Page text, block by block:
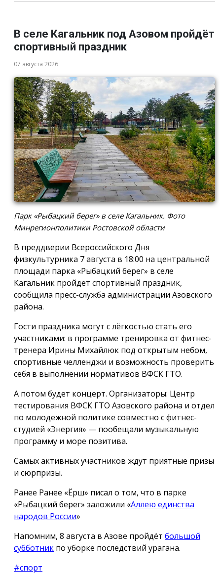
В селе Кагальник под Азовом пройдёт
спортивный праздник
07 августа 2026
Парк «Рыбацкий берег» в селе Кагальник. Фото
Минрегионполитики Ростовской области
В преддверии Всероссийского Дня
физкультурника 7 августа в 18:00 на центральной
площади парка «Рыбацкий берег» в селе
Кагальник пройдет спортивный праздник,
сообщила пресс-служба администрации Азовского
района.
Гости праздника могут с лёгкостью стать его
участниками: в программе тренировка от фитнес-
тренера Ирины Михайлюк под открытым небом,
спортивные челленджи и возможность проверить
себя в выполнении нормативов ВФСК ГТО.
А потом будет концерт. Организаторы: Центр
тестирования ВФСК ГТО Азовского района и отдел
по молодежной политике совместно с фитнес-
студией «Энергия» — пообещали музыкальную
программу и море позитива.
Самых активных участников ждут приятные призы
и сюрпризы.
Ранее Ранее «Ёрш» писал о том, что в парке
«Рыбацкий берег» заложили «Аллею единства
народов России»
Напомним, 8 августа в Азове пройдёт большой
субботник по уборке последствий урагана.
#спорт